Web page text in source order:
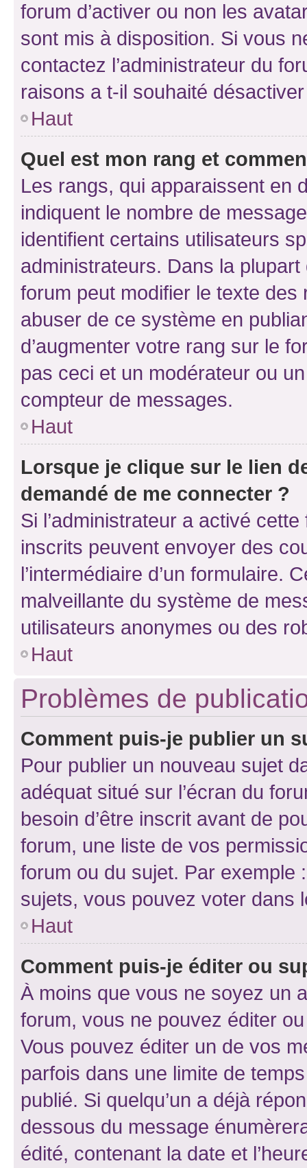
forum d’activer ou non les
sont mis à disposition. Si vous
contactez l’administrateur du
raisons a t-il souhaité
Haut
Quel est mon rang et
Les rangs, qui apparaissent en
indiquent le nombre de
identifient certains utilisateurs
administrateurs. Dans la
forum peut modifier le texte
abuser de ce système en
d’augmenter votre rang sur le
pas ceci et un modérateur ou
compteur de messages.
Haut
Lorsque je clique sur le lien
demandé de me connecter ?
Si l’administrateur a activé
inscrits peuvent envoyer des
l’intermédiaire d’un formulaire.
malveillante du système de
utilisateurs anonymes ou des
Haut
Problèmes de
Comment puis-je publier un
Pour publier un nouveau sujet
adéquat situé sur l’écran du
besoin d’être inscrit avant de
forum, une liste de vos
forum ou du sujet. Par exemple
sujets, vous pouvez voter dans
Haut
Comment puis-je éditer ou
À moins que vous ne soyez un
forum, vous ne pouvez éditer
Vous pouvez éditer un de vos
parfois dans une limite de
publié. Si quelqu’un a déjà
dessous du message
édité, contenant la date et